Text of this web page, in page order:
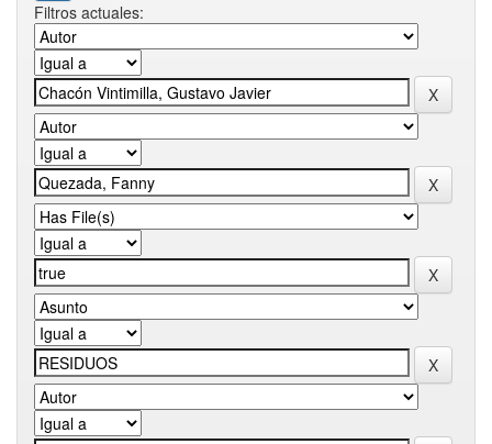
Filtros actuales: